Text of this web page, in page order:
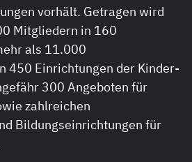
vorhält. Getragen wird
Mitgliedern in 160
als 11.000
450 Einrichtungen der Kinder-
300 Angeboten für
zahlreichen
Bildungseinrichtungen für